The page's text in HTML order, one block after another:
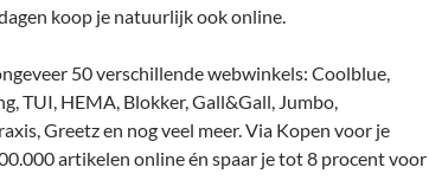
koop je natuurlijk ook online.
50 verschillende webwinkels: Coolblue,
TUI, HEMA, Blokker, Gall&Gall, Jumbo,
Greetz en nog veel meer. Via Kopen voor je
artikelen online én spaar je tot 8 procent voor